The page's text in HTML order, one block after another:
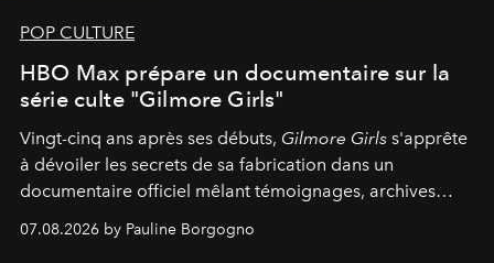
POP CULTURE
HBO Max prépare un documentaire sur la
série culte "Gilmore Girls"
Vingt-cinq ans après ses débuts, Gilmore Girls s'apprête
à dévoiler les secrets de sa fabrication dans un
documentaire officiel mêlant témoignages, archives
inédites et plongée dans les coulisses d'un phénomène
générationnel.
07.08.2026 by Pauline Borgogno